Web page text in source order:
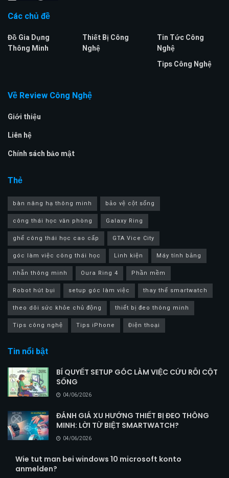
Các chủ đề
Đồ Gia Dụng
Thông Minh
Thiết Bị Công
Nghệ
Tin Tức Công
Nghệ
Tips Công Nghệ
Về Review Công Nghệ
Giới thiệu
Liên hệ
Chính sách bảo mật
Thẻ
bàn nâng hạ thông minh
bảo vệ cột sống
công thái học văn phòng
Galaxy Ring
ghế công thái học cao cấp
GTA Vice City
góc làm việc công thái học
Linh kiện
Máy tính bảng
nhẫn thông minh
Oura Ring 4
Phần mềm
Robot hút bụi
setup góc làm việc
thay thế smartwatch
theo dõi sức khỏe chủ động
thiết bị đeo thông minh
Tips công nghệ
Tips iPhone Điện thoại
Tin nổi bật
BÍ QUYẾT SETUP GÓC LÀM VIỆC CỨU RỖI CỘT
SỐNG
04/06/2026
ĐÁNH GIÁ XU HƯỚNG THIẾT BỊ ĐEO THÔNG
MINH: LỜI TỪ BIỆT SMARTWATCH?
04/06/2026
Wie tut man bei windows 10 microsoft konto
anmelden?